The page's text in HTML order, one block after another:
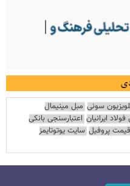
سونی مبل مینیمال
ایرانیان اعتبارسنجی بانکی
قیمت پروفیل سایت یوتوتایمز